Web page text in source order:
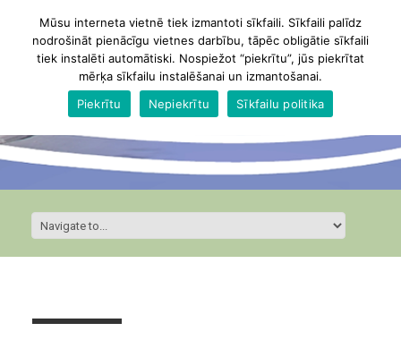
Mūsu interneta vietnē tiek izmantoti sīkfaili. Sīkfaili palīdz
nodrošināt pienācīgu vietnes darbību, tāpēc obligātie sīkfaili
tiek instalēti automātiski. Nospiežot “piekrītu”, jūs piekrītat
mērķa sīkfailu instalēšanai un izmantošanai.
Piekrītu
Nepiekrītu Sīkfailu politika